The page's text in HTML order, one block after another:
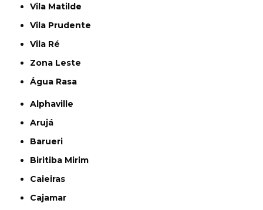
Vila Matilde
Vila Prudente
Vila Ré
Zona Leste
Água Rasa
Alphaville
Arujá
Barueri
Biritiba Mirim
Caieiras
Cajamar